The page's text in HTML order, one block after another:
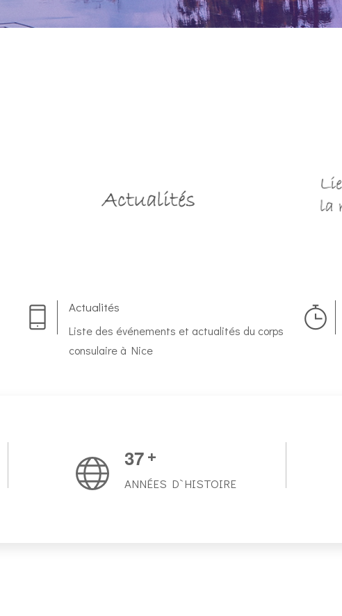
Actualités
Liste des événements et actualités du corps
consulaire à Nice
37+
ANNÉES D`HISTOIRE